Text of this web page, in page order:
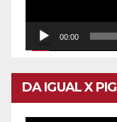
00:00
DA IGUAL X